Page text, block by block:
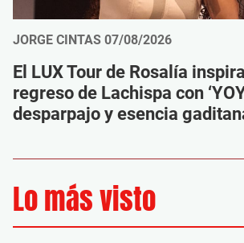
JORGE CINTAS 07/08/2026
El LUX Tour de Rosalía
regreso de Lachispa con
desparpajo y esencia
Lo más visto